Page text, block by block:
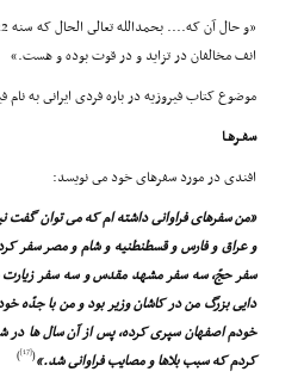
انف مخالفان در تزاید و در قوت بوده و هست.»
موضوع کتاب فیروزیه در باره فردى ایرانى به نام
سفـرهـا
افندى در مورد سفرهاى خود مى نویسد:
«من سفرهاى فراوانى داشته ام که مى توان گفت
سفر حجّ، سه سفر مشهد مقدس و سه سفر زیارت
دایى بزرگ من در کاشان وزیر بود و من با جدّه
خودم اصفهان سپرى کرده، پس از آن سال ها در
کردم که سبب بلاها و مصایب فراوانى شد.»(
[17]
)